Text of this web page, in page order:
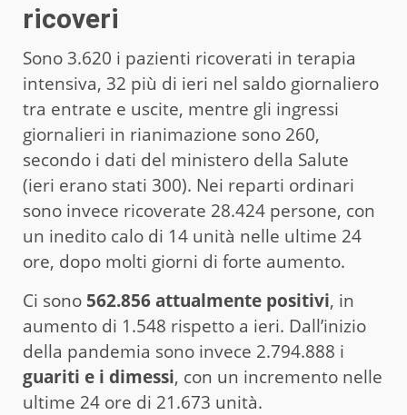
ricoveri
Sono 3.620 i pazienti ricoverati in terapia
intensiva, 32 più di ieri nel saldo giornaliero
tra entrate e uscite, mentre gli ingressi
giornalieri in rianimazione sono 260,
secondo i dati del ministero della Salute
(ieri erano stati 300). Nei reparti ordinari
sono invece ricoverate 28.424 persone, con
un inedito calo di 14 unità nelle ultime 24
ore, dopo molti giorni di forte aumento.
Ci sono 562.856 attualmente positivi, in
aumento di 1.548 rispetto a ieri. Dall’inizio
della pandemia sono invece 2.794.888 i
guariti e i dimessi, con un incremento nelle
ultime 24 ore di 21.673 unità.